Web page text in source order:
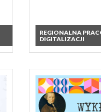
REGIONALNA
DIGITALIZACJI